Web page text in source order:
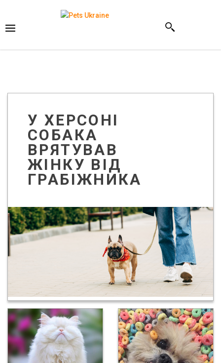
У ХЕРСОНІ
СОБАКА
ВРЯТУВАВ
ЖІНКУ ВІД
ГРАБІЖНИКА